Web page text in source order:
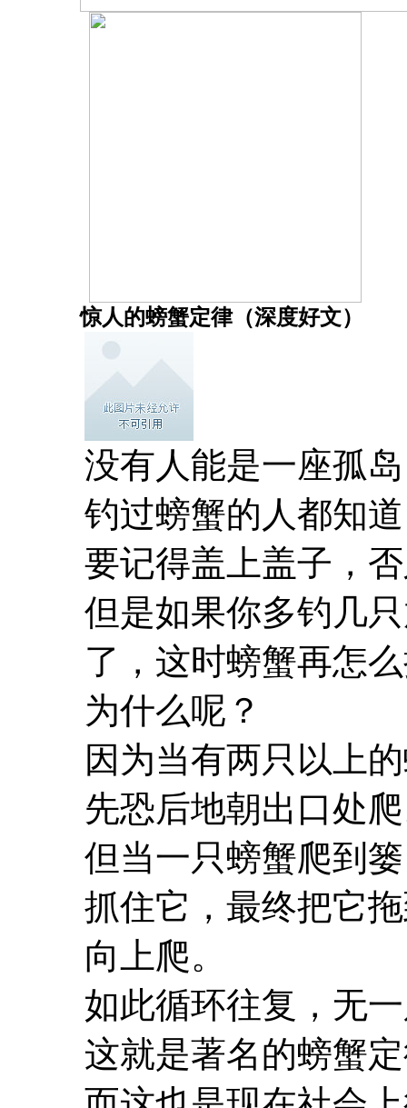
惊人的螃蟹定律（深度好文）
没有人能是一座孤
钓过螃蟹的人都知
要记得盖上盖子，
但是如果你多钓几
了，这时螃蟹再怎
为什么呢？
因为当有两只以上
先恐后地朝出口处
但当一只螃蟹爬到
抓住它，最终把它
向上爬。
如此循环往复，无
这就是著名的螃蟹